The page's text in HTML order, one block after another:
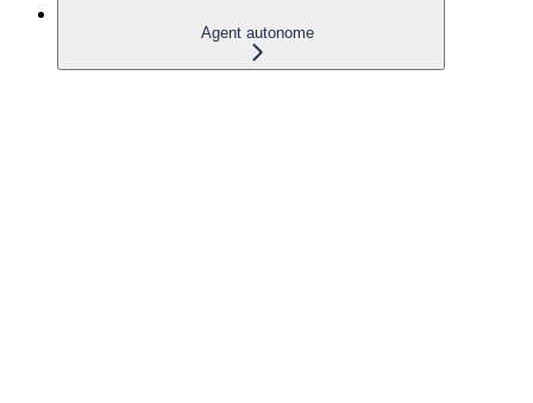
Agent autonome